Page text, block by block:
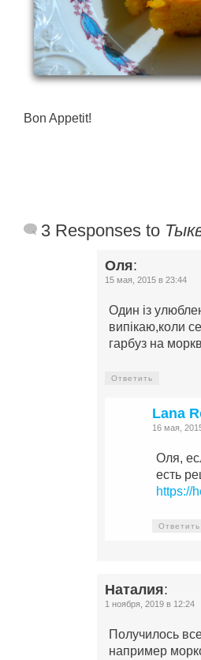
Bon Appetit!
3 Responses to
Оля:
15 мая, 2015 в 23:44
Один із
випікаю,коли
гарбуз на
Ответить
Lana
16 мая,
Оля,
есть
https://
Ответить
Наталия:
1 ноября, 2019 в 12:24
Получилось
например